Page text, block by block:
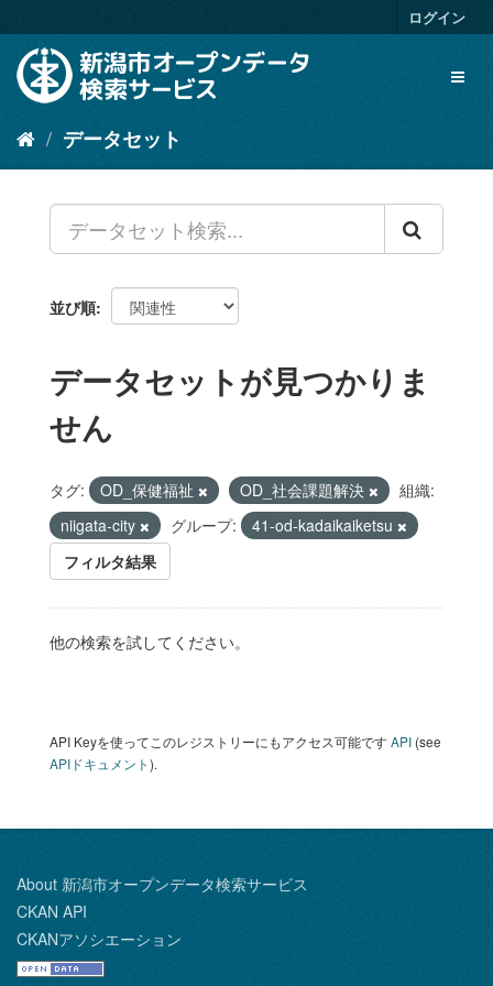
キ
容
ログイン
データセット
並び順
データセットが見つかりま
せん
タグ: OD_保健福祉 OD_社会課題解決
組織:
niigata-city
グループ:
41-od-kadaikaiketsu
フィルタ結果
他の検索を試してください。
API Keyを使ってこのレジストリーにもアクセス可能ですAPI (see
APIドキュメント).
About 新潟市オープンデータ検索サービス
CKAN API
CKANアソシエーション